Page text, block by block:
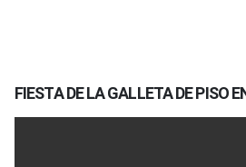
FIESTA DE LA GALLETA DE PISO